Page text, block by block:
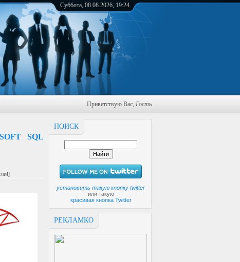
Суббота, 08.08.2026, 19:24
Приветствую Вас, Гость
ПОИСК
установить такую кнопку twitter
или такую
красивая кнопка Twitter
РЕКЛАМКО
SQL